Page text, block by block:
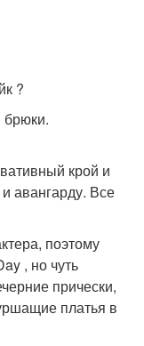
?
брюки.
крой и
и авангарду. Все
поэтому
, но чуть
прически,
платья в